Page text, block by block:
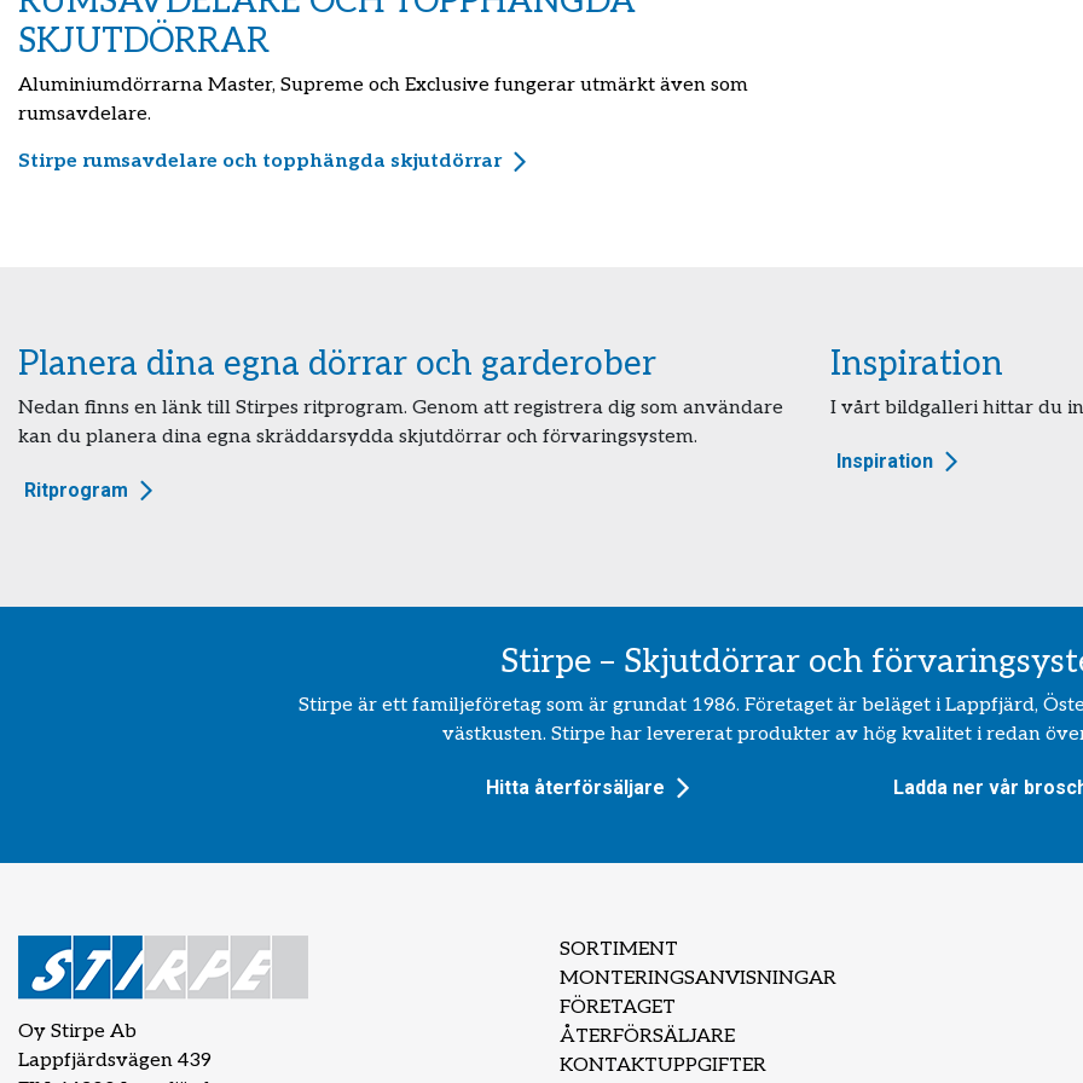
SKJUTDÖRRAR
Aluminiumdörrarna Master, Supreme och Exclusive fungerar utmärkt även som
rumsavdelare.
Stirpe rumsavdelare och topphängda skjutdörrar
Planera dina egna dörrar och garderober
Nedan finns en länk till Stirpes ritprogram. Genom att registrera dig som användare
kan du planera dina egna skräddarsydda skjutdörrar och förvaringsystem.
Ritprogram
Inspiration
I vårt bildgalleri hittar du
Inspiration
Stirpe – Skjutdörrar och
Stirpe är ett familjeföretag som är grundat 1986. Företaget är beläget i Lappfjärd,
västkusten. Stirpe har levererat produkter av hög kvalitet i redan
Hitta återförsäljare Ladda ner vår
Oy Stirpe Ab
Lappfjärdsvägen 439
SORTIMENT
MONTERINGSANVISNINGAR
FÖRETAGET
ÅTERFÖRSÄLJARE
KONTAKTUPPGIFTER